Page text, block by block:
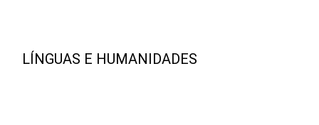
LÍNGUAS E HUMANIDADES